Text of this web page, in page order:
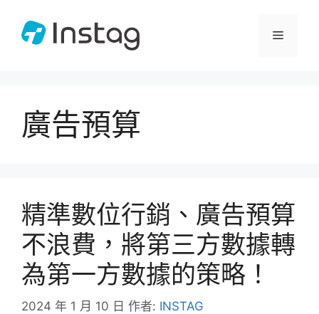
選
廣告預算
精準數位行銷、廣告預算
不浪費，將第三方數據轉
為第一方數據的策略！
2024 年 1 月 10 日 作者: INSTAG